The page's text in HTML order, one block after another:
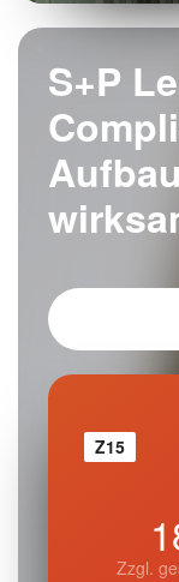
S+P
Z15
Zzgl.